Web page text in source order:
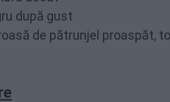
după gust
de pătrunjel proaspăt,